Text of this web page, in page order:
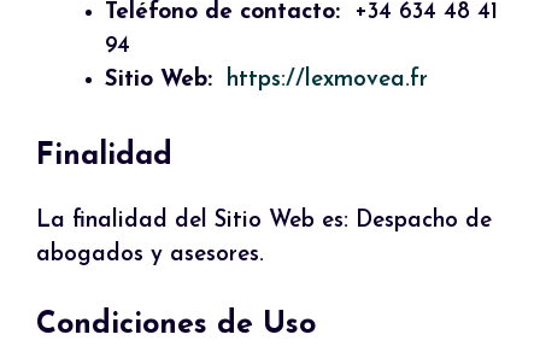
Teléfono de contacto: +34 634 48 41
94
Sitio Web:
https://lexmovea.fr
Finalidad
La finalidad del Sitio Web es: Despacho de
abogados y asesores.
Condiciones de Uso